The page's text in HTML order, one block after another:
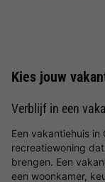
Kies jouw
Verblijf in een
Een vakantiehuis in
recreatiewoning
brengen. Een
een woonkamer,